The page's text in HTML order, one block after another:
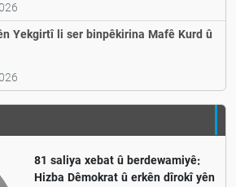
Yekgirtî li ser binpêkirina Mafê Kurd û
81 saliya xebat û berdewamiyê:
Hizba Dêmokrat û erkên dîrokî yên